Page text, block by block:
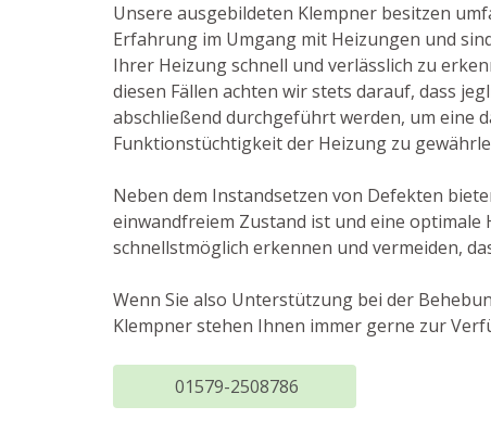
Unsere ausgebildeten Klempner besitzen
Erfahrung im Umgang mit Heizungen und
Ihrer Heizung schnell und verlässlich zu
diesen Fällen achten wir stets darauf, dass
abschließend durchgeführt werden, um eine
Funktionstüchtigkeit der Heizung zu
Neben dem Instandsetzen von Defekten
einwandfreiem Zustand ist und eine
schnellstmöglich erkennen und vermeiden,
Wenn Sie also Unterstützung bei der
Klempner stehen Ihnen immer gerne zur
01579-2508786